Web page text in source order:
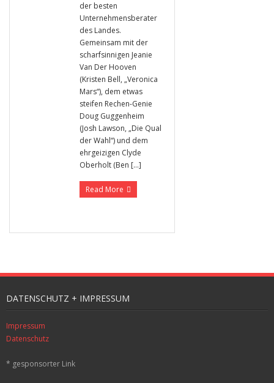
der besten
Unternehmensberater
des Landes.
Gemeinsam mit der
scharfsinnigen Jeanie
Van Der Hooven
(Kristen Bell, „Veronica
Mars“), dem etwas
steifen Rechen-Genie
Doug Guggenheim
(Josh Lawson, „Die Qual
der Wahl“) und dem
ehrgeizigen Clyde
Oberholt (Ben […]
Read More
DATENSCHUTZ + IMPRESSUM
Impressum
Datenschutz
* gesponsorter Link